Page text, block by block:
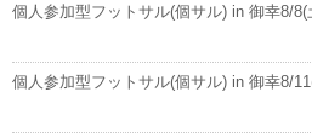
個人参加型フットサル(個サル) in 御幸8/
個人参加型フットサル(個サル) in 御幸8/